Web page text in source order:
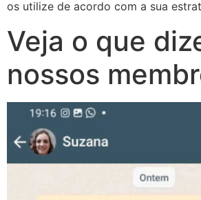
os utilize de acordo com a sua
Veja o que
nossos